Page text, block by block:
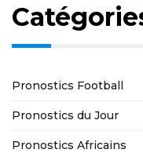
Pronostics Football
Pronostics du Jour
Pronostics Africains